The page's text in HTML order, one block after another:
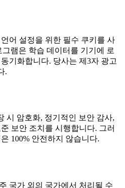
어 설정을 위한 필수 쿠키를 사
그램은 학습 데이터를 기기에 로
기화합니다. 당사는 제3자 광고
.
시 암호화, 정기적인 보안 감사,
보안 조치를 시행합니다. 그러
100% 안전하지 않습니다.
국가 외의 국가에서 처리될 수